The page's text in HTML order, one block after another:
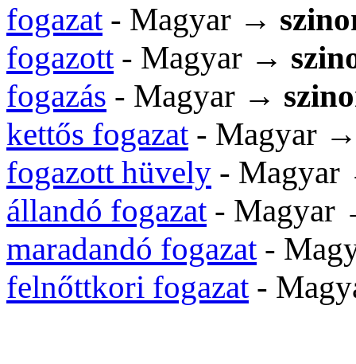
fogazat- Magyar →
fogazott- Magyar →
fogazás - Magyar →
kettős fogazat- Magyar
fogazott hüvely -
állandó fogazat-
maradandó fogazat-
felnőttkori fogazat-